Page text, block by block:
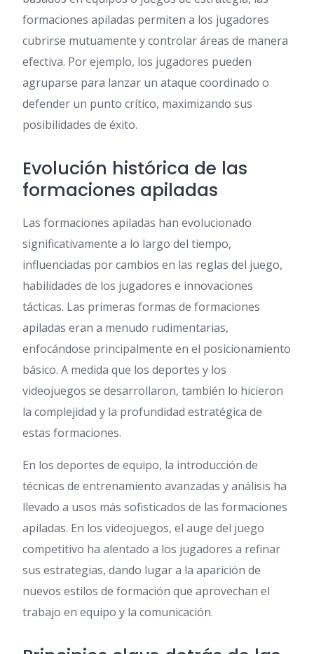
formaciones apiladas permiten a los jugadores
cubrirse mutuamente y controlar áreas de manera
efectiva. Por ejemplo, los jugadores pueden
agruparse para lanzar un ataque coordinado o
defender un punto crítico, maximizando sus
posibilidades de éxito.
Evolución histórica de las
formaciones apiladas
Las formaciones apiladas han evolucionado
significativamente a lo largo del tiempo,
influenciadas por cambios en las reglas del juego,
habilidades de los jugadores e innovaciones
tácticas. Las primeras formas de formaciones
apiladas eran a menudo rudimentarias,
enfocándose principalmente en el posicionamiento
básico. A medida que los deportes y los
videojuegos se desarrollaron, también lo hicieron
la complejidad y la profundidad estratégica de
estas formaciones.
En los deportes de equipo, la introducción de
técnicas de entrenamiento avanzadas y análisis ha
llevado a usos más sofisticados de las formaciones
apiladas. En los videojuegos, el auge del juego
competitivo ha alentado a los jugadores a refinar
sus estrategias, dando lugar a la aparición de
nuevos estilos de formación que aprovechan el
trabajo en equipo y la comunicación.